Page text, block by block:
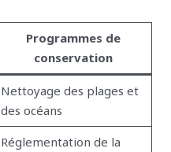
Programmes de
conservation
Nettoyage des plages et
des océans
Réglementation de la